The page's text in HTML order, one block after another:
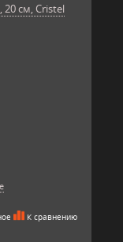
20 см, Cristel
К сравнению